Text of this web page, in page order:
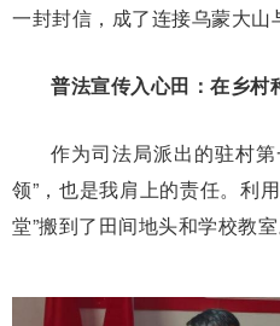
一封封信，成了连接乌蒙大山
普法宣传入心田：在乡村
作为司法局派出的驻村
领”，也是我肩上的责任。利
堂”搬到了田间地头和学校教室